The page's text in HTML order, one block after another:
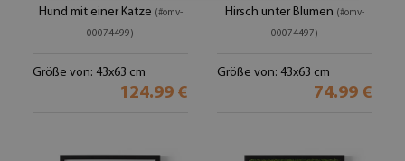
Hund mit einer Katze (#omv-
00074499)
Größe von: 43x63 cm
124.99 €
Hirsch unter Blumen (#omv-
00074497)
Größe von: 43x63 cm
74.99 €